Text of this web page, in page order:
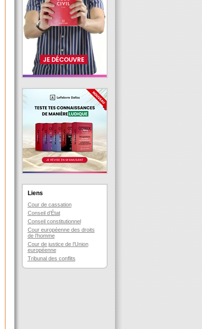
Liens
Cour de cassation
Conseil d’État
Conseil constitutionnel
Cour européenne des droits
de l’homme
Cour de justice de l’Union
européenne
Tribunal des conflits